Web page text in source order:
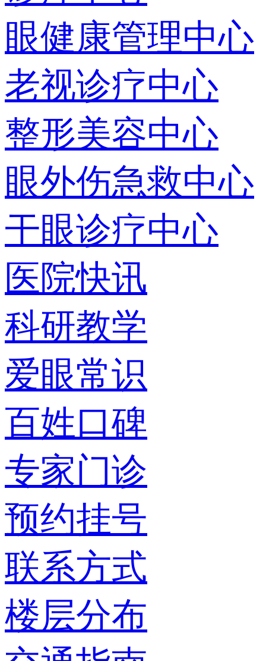
眼健康管理中心
老视诊疗中心
整形美容中心
眼外伤急救中心
干眼诊疗中心
医院快讯
科研教学
爱眼常识
百姓口碑
专家门诊
预约挂号
联系方式
楼层分布